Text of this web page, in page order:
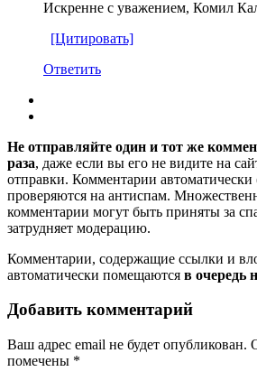
Искренне с уважением, Комил
[Цитировать]
Ответить
Не отправляйте один и тот же
раза, даже если вы его не видите на
отправки. Комментарии
проверяются на антиспам.
комментарии могут быть приняты за
затрудняет модерацию.
Комментарии, содержащие ссылки и
автоматически помещаются в очередь
Добавить комментарий
Ваш адрес email не будет опубликован.
помечены *